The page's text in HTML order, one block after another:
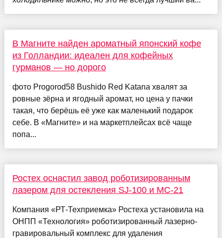
В Магните найден ароматный японский кофе
из Голландии: идеален для кофейных
гурманов — но дорого
фото Progorod58 Bushido Red Katana хвалят за
ровные зёрна и ягодный аромат, но цена у пачки
такая, что берёшь её уже как маленький подарок
себе. В «Магните» и на маркетплейсах всё чаще
попа...
Ростех оснастил завод роботизированным
лазером для остекления SJ-100 и МС-21
Компания «РТ-Техприемка» Ростеха установила на
ОНПП «Технология» роботизированный лазерно-
гравировальный комплекс для удаления